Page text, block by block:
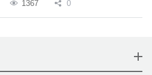
1367 0